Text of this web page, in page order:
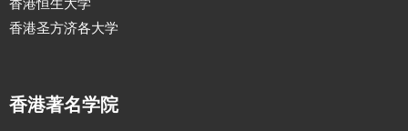
香港恒生大学
香港圣方济各大学
香港著名学院